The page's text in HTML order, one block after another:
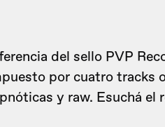
del sello PVP
por cuatro tracks
y raw. Esuchá el